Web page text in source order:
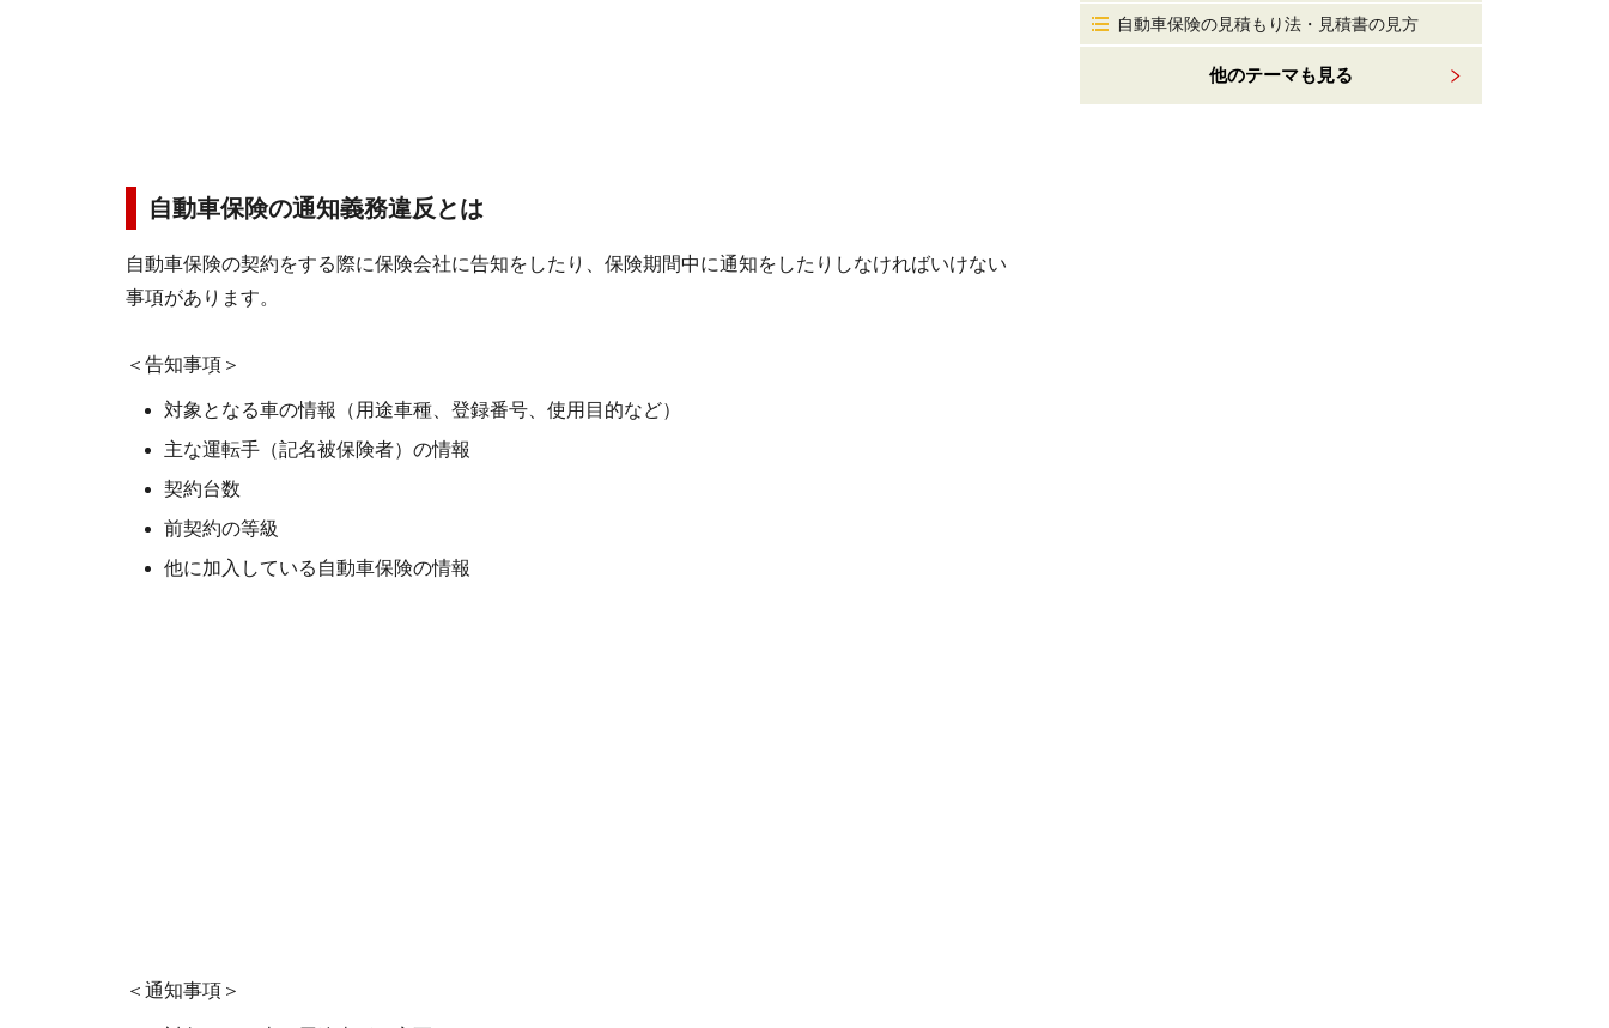
自動車保険の通知義務違反とは
自動車保険の契約をする際に保険会社に告知をしたり、保険期間中に通知をしたりしなければいけない
事項があります。
＜告知事項＞
対象となる車の情報（用途車種、登録番号、使用目的など）
主な運転手（記名被保険者）の情報
契約台数
前契約の等級
他に加入している自動車保険の情報
＜通知事項＞
自動車保険の見積もり法・見積書の見方
他のテーマも見る